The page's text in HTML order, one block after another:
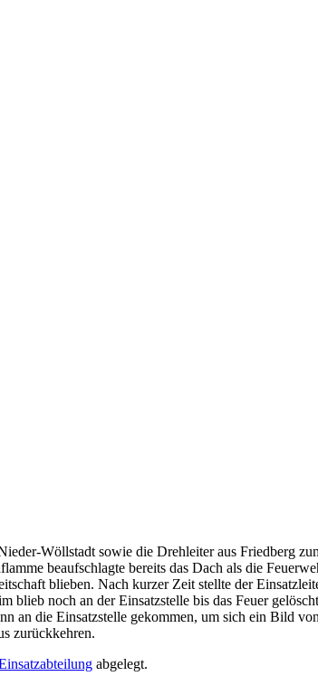
Wöllstadt sowie die Drehleiter aus Friedberg
beaufschlagte bereits das Dach als die
blieben. Nach kurzer Zeit stellte der
blieb noch an der Einsatzstelle bis das Feuer
an die Einsatzstelle gekommen, um sich ein Bild
zurückkehren.
abgelegt.